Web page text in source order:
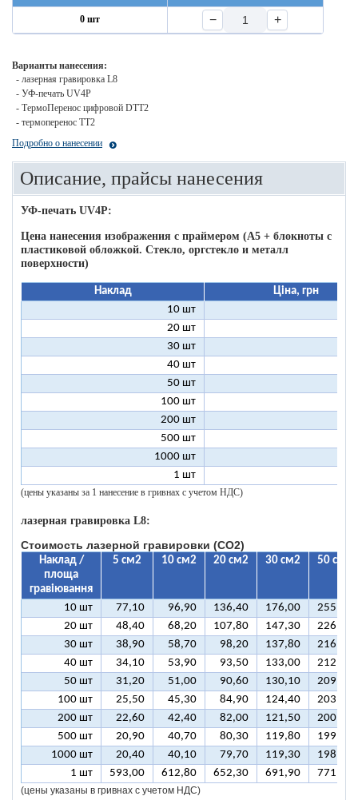
0 шт − +
Варианты нанесения:
- лазерная гравировка L8
- УФ-печать UV4P
- ТермоПеренос цифровой DTT2
- термоперенос ТТ2
Подробно о нанесении
Описание, прайсы нанесения
УФ-печать UV4P:
Цена нанесения изображения c праймером (А5 + блокноты с
пластиковой обложкой. Стекло, оргстекло и металл
поверхности)
Наклад
Ціна, грн
10 шт
20 шт
30 шт
40 шт
50 шт
100 шт
200 шт
500 шт
1000 шт
1 шт
(цены указаны за 1 нанесение в гривнах с учетом НДС)
лазерная гравировка L8:
Стоимость лазерной гравировки (CO2)
Наклад /
площа
гравіювання
5 см2 10 см2 20 см2 30 см2 50 см2
10 шт 77,10 96,90 136,40 176,00
255,10
20 шт
48,40 68,20 107,80 147,30
226,50
30 шт
38,90 58,70 98,20 137,80
216,90
40 шт
34,10 53,90 93,50 133,00
212,10
50 шт
31,20 51,00 90,60 130,10
209,30
100 шт
25,50 45,30 84,90 124,40
203,50
200 шт
22,60 42,40 82,00 121,50
200,70
500 шт
20,90 40,70 80,30 119,80
199,00
1000 шт
20,40 40,10 79,70 119,30
198,40
1 шт
593,00 612,80 652,30 691,90 771,00
(цены указаны в гривнах с учетом НДС)